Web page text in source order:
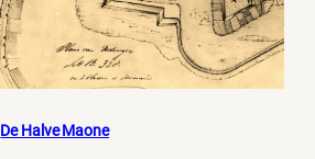
De Halve Maone